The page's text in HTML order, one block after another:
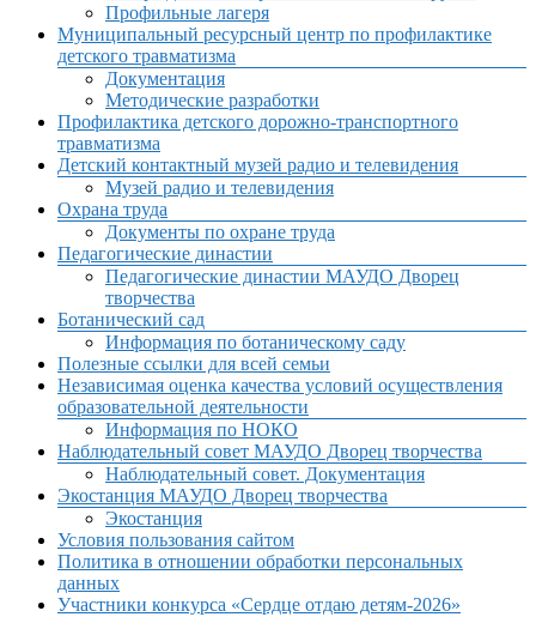
Профильные лагеря
Муниципальный ресурсный центр по профилактике
детского травматизма
Документация
Методические разработки
Профилактика детского дорожно-транспортного
травматизма
Детский контактный музей радио и телевидения
Музей радио и телевидения
Охрана труда
Документы по охране труда
Педагогические династии
Педагогические династии МАУДО Дворец
творчества
Ботанический сад
Информация по ботаническому саду
Полезные ссылки для всей семьи
Независимая оценка качества условий осуществления
образовательной деятельности
Информация по НОКО
Наблюдательный совет МАУДО Дворец творчества
Наблюдательный совет. Документация
Экостанция МАУДО Дворец творчества
Экостанция
Условия пользования сайтом
Политика в отношении обработки персональных
данных
Участники конкурса «Сердце отдаю детям-2026»